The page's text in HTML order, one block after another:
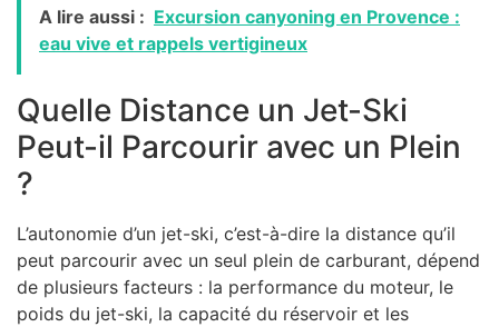
A lire aussi : Excursion canyoning en Provence :
eau vive et rappels vertigineux
Quelle Distance un Jet-Ski
Peut-il Parcourir avec un Plein
?
L’autonomie d’un jet-ski, c’est-à-dire la distance qu’il
peut parcourir avec un seul plein de carburant, dépend
de plusieurs facteurs : la performance du moteur, le
poids du jet-ski, la capacité du réservoir et les